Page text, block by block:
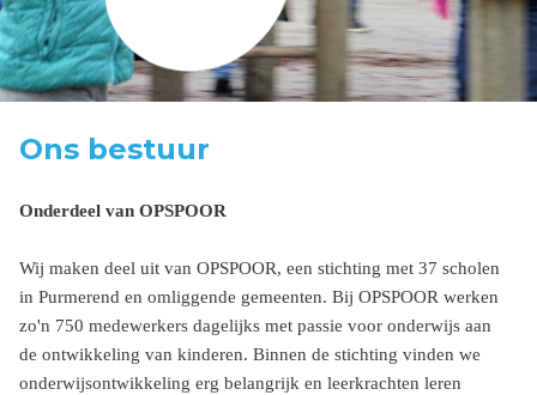
Ons bestuur
Onderdeel van OPSPOOR
Wij maken deel uit van OPSPOOR, een stichting met 37 scholen
in Purmerend en omliggende gemeenten. Bij OPSPOOR werken
zo'n 750 medewerkers dagelijks met passie voor onderwijs aan
de ontwikkeling van kinderen. Binnen de stichting vinden we
onderwijsontwikkeling erg belangrijk en leerkrachten leren